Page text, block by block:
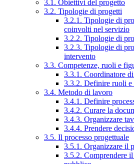
3.1. Obiettivi del progetto
3.2. Tipologie di progetti
3.2.1. Tipologie di
coinvolti nel servizio
3.2.2. Tipologie di
3.2.3. Tipologie di
intervento
3.3. Competenze, ruoli e
3.3.1. Coordinatore
3.3.2. Definire ruoli e
3.4. Metodo di lavoro
3.4.1. Definire
3.4.2. Curare la
3.4.3. Organizzare
3.4.4. Prendere
3.5. Il processo progettuale
3.5.1. Organizzare il
3.5.2. Comprendere